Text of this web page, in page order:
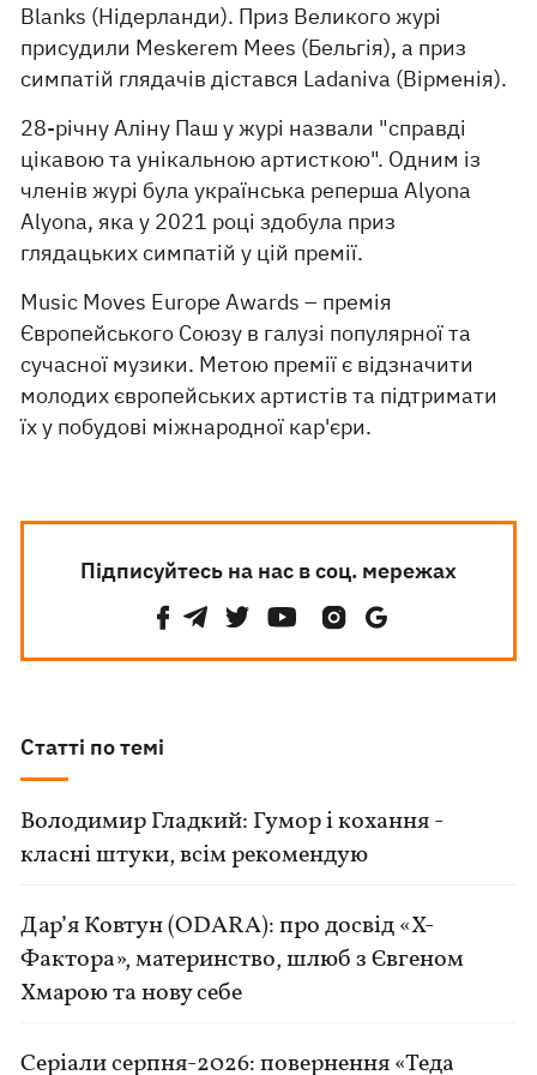
Blanks (Нідерланди). Приз Великого журі
присудили Meskerem Mees (Бельгія), а приз
симпатій глядачів дістався Ladaniva (Вірменія).
28-річну Аліну Паш у журі назвали "справді
цікавою та унікальною артисткою". Одним із
членів журі була українська реперша Alyona
Alyona, яка у 2021 році здобула приз
глядацьких симпатій у цій премії.
Music Moves Europe Awards – премія
Європейського Союзу в галузі популярної та
сучасної музики. Метою премії є відзначити
молодих європейських артистів та підтримати
їх у побудові міжнародної кар'єри.
Підписуйтесь на нас в соц. мережах
Статті по темі
Володимир Гладкий: Гумор і кохання -
класні штуки, всім рекомендую
Дар’я Ковтун (ODARA): про досвід «Х-
Фактора», материнство, шлюб з Євгеном
Хмарою та нову себе
Серіали серпня-2026: повернення «Теда